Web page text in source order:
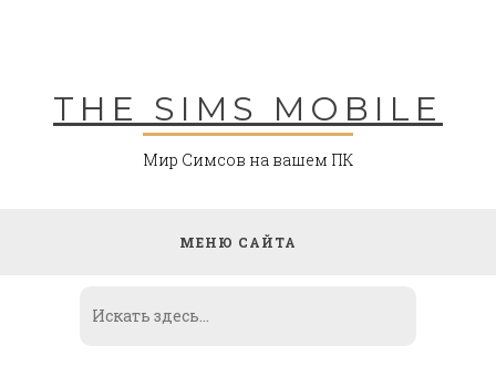
THE SIMS MOBILE
Мир Симсов на вашем ПК
МЕНЮ САЙТА